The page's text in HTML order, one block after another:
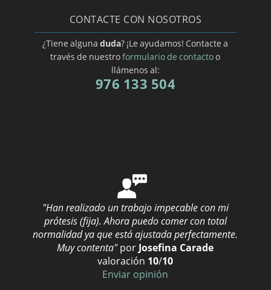
Prótesis dental en LA Rioja/a>
Prótesis dental en Las Palmas
Prótesis dental en Lleida
Prótesis dental en Lugo
Prótesis dental en Pontevedra
Prótesis dental en Santa Cruz de Tenerife
Prótesis dental en Segovia
Prótesis dental en Teruel
Prótesis dental en Valencia
Prótesis dental en Vizcaya
CONTACTE CON NOSOTROS
¿Tiene alguna duda? ¡Le ayudamos! Contacte a
través de nuestroformulario de contactoo
llámenos al:
976 133 504
"Han realizado un trabajo impecable con mi
prótesis (fija). Ahora puedo comer con total
normalidad ya que está ajustada perfectamente.
Muy contenta" por Josefina Carade
valoración 10/10
Enviar opinión